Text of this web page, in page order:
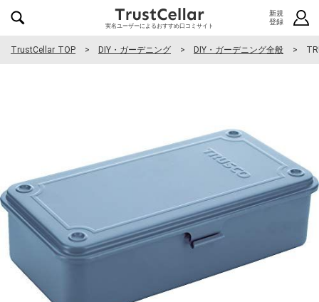
実名ユーザーによるおすすめ口コミサイト
新規
登録
TrustCellar TOP DIY・ガーデニング DIY・ガーデニング全般